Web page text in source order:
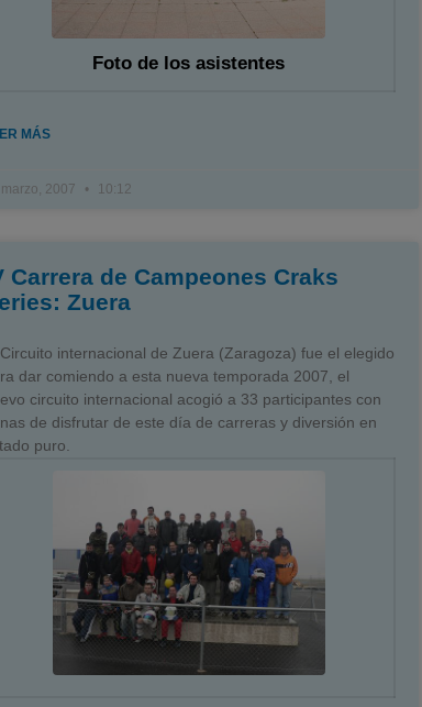
Foto de los asistentes
MÁS
2007 10:12
Carrera de Campeones Craks
Zuera
internacional de Zuera (Zaragoza) fue el elegido
dar comiendo a esta nueva temporada 2007, el
circuito internacional acogió a 33 participantes con
de disfrutar de este día de carreras y diversión en
puro.